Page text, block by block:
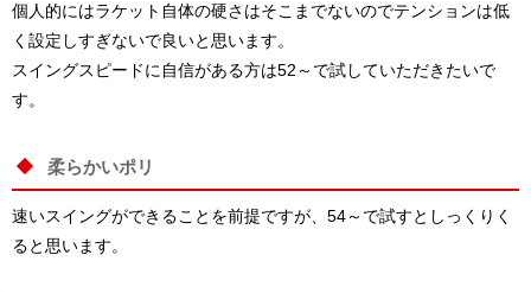
個人的にはラケット自体の硬さはそこまでないのでテンションは低
く設定しすぎないで良いと思います。
スイングスピードに自信がある方は52～で試していただきたいで
す。
柔らかいポリ
速いスイングができることを前提ですが、54～で試すとしっくりく
ると思います。